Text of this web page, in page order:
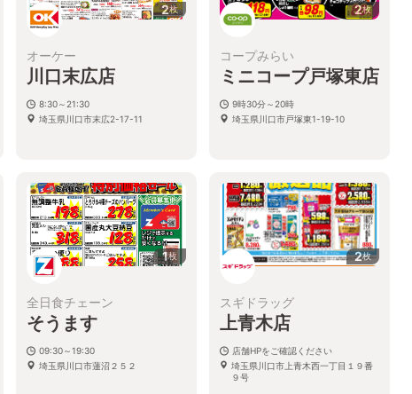
2枚
オーケー
川口末広店
8:30～21:30
埼玉県川口市末広2-17-11
2枚
コープみらい
ミニコープ戸塚東店
9時30分～20時
埼玉県川口市戸塚東1-19-10
1枚
全日食チェーン
そうます
09:30～19:30
埼玉県川口市蓮沼２５２
2枚
スギドラッグ
上青木店
店舗HPをご確認ください
埼玉県川口市上青木西一丁目１９番
９号